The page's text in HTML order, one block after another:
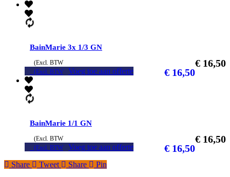
BainMarie 3x 1/3 GN
€ 16,50
(Excl. BTW
€ 16,50
(Excl. BTW Voeg toe aan offerte
BainMarie 1/1 GN
€ 16,50
(Excl. BTW
€ 16,50
(Excl. BTW
Voeg toe aan offerte
Share
Tweet Share Pin